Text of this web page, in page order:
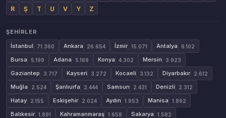
R
Ş T U V Y Z
ŞEHIRLER
İstanbul
71.360 Ankara 26.654 İzmir 15.071 Antalya 6.102
Bursa 5.199 Adana 5.169 Konya 4.302 Mersin 3.923
Gaziantep 3.717 Kayseri 3.272 Kocaeli 3.132 Diyarbakır 2.612
Muğla 2.524 Şanlıurfa 2.444 Samsun 2.431 Denizli 2.312
Hatay 2.155 Eskişehir 2.024 Aydın 1.953 Manisa 1.892
Balıkesir 1.891 Kahramanmaraş 1.658 Sakarya 1.582